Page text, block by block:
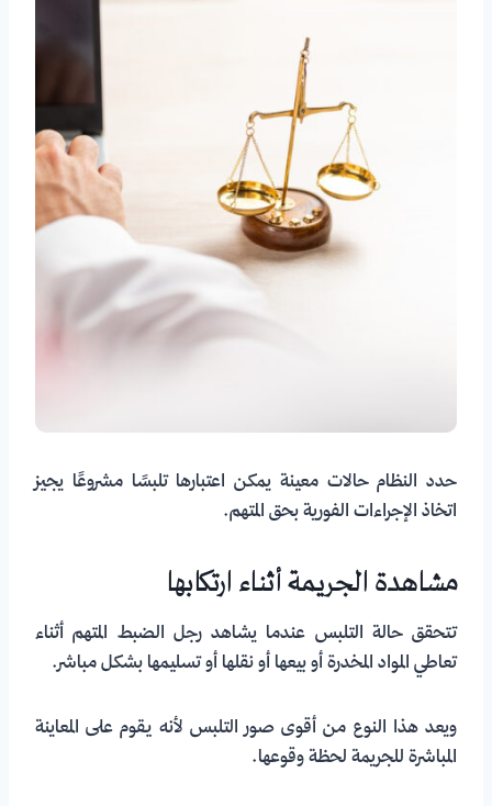
حدد النظام حالات معينة يمكن اعتبارها تلبسًا مشروعًا يجيز
اتخاذ الإجراءات الفورية بحق المتهم.
مشاهدة الجريمة أثناء ارتكابها
تتحقق حالة التلبس عندما يشاهد رجل الضبط المتهم أثناء
تعاطي المواد المخدرة أو بيعها أو نقلها أو تسليمها بشكل مباشر.
ويعد هذا النوع من أقوى صور التلبس لأنه يقوم على المعاينة
المباشرة للجريمة لحظة وقوعها.